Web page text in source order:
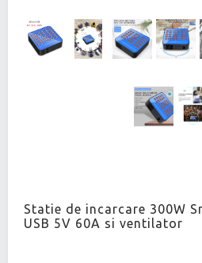
Statie de incarcare 300W
USB 5V 60A si ventilator